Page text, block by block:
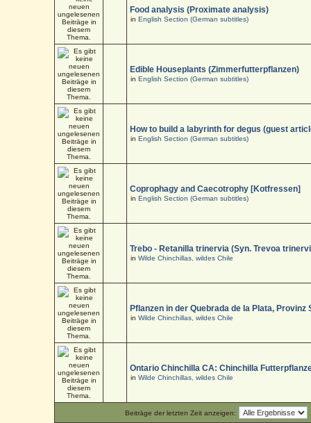
Food analysis (Proximate analysis)
inEnglish Section (German subtitles)
Edible Houseplants (Zimmerfutterpflanzen)
inEnglish Section (German subtitles)
How to build a labyrinth for degus (guest
inEnglish Section (German subtitles)
Coprophagy and Caecotrophy [Kotfressen]
inEnglish Section (German subtitles)
Trebo - Retanilla trinervia (Syn. Trevoa
inWilde Chinchillas, wildes Chile
Pflanzen in der Quebrada de la Plata, Provinz
inWilde Chinchillas, wildes Chile
Ontario Chinchilla CA: Chinchilla
inWilde Chinchillas, wildes Chile
Beiträge der letzten Zeit anzeigen: